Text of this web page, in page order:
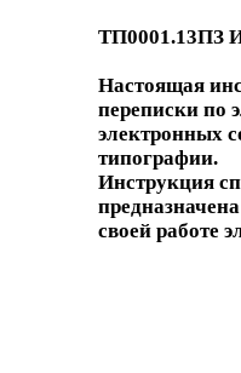
ТП0001.13ПЗ
Настоящая
переписки по
электронных
типографии.
Инструкция
своей работе